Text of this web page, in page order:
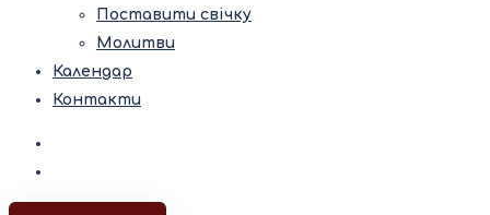
Поставити свічку
Молитви
Календар
Контакти